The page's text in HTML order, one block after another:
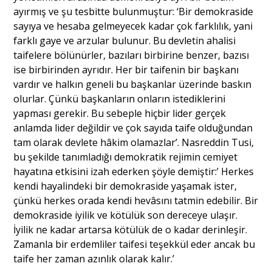
ayırmış ve şu tesbitte bulunmuştur: ‘Bir demokraside
sayıya ve hesaba gelmeyecek kadar çok farklılık, yani
farklı gaye ve arzular bulunur. Bu devletin ahalisi
taifelere bölünürler, bazıları birbirine benzer, bazısı
ise birbirinden ayrıdır. Her bir taifenin bir başkanı
vardır ve halkın geneli bu başkanlar üzerinde baskın
olurlar. Çünkü başkanların onların istediklerini
yapması gerekir. Bu sebeple hiçbir lider gerçek
anlamda lider değildir ve çok sayıda taife olduğundan
tam olarak devlete hâkim olamazlar’. Nasreddin Tusi,
bu şekilde tanımladığı demokratik rejimin cemiyet
hayatına etkisini izah ederken şöyle demiştir:’ Herkes
kendi hayalindeki bir demokraside yaşamak ister,
çünkü herkes orada kendi hevâsını tatmin edebilir. Bir
demokraside iyilik ve kötülük son dereceye ulaşır.
İyilik ne kadar artarsa kötülük de o kadar derinleşir.
Zamanla bir erdemliler taifesi teşekkül eder ancak bu
taife her zaman azınlık olarak kalır.’